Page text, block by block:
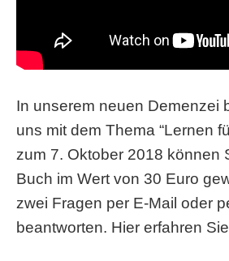
In unserem neuen Demenzei
uns mit dem Thema “Lernen
zum 7. Oktober 2018 können
Buch im Wert von 30 Euro
zwei Fragen per E-Mail oder
beantworten. Hier erfahren